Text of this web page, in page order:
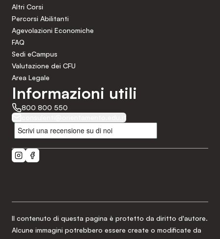
Altri Corsi
Percorsi Abilitanti
Agevolazioni Economiche
FAQ
Sedi eCampus
Valutazione dei CFU
Area Legale
Informazioni utili
800 800 550
consulenti@orientamento.edu.it
Il contenuto di questa pagina è protetto da diritto d'autore.
Alcune immagini potrebbero essere create o modificate da